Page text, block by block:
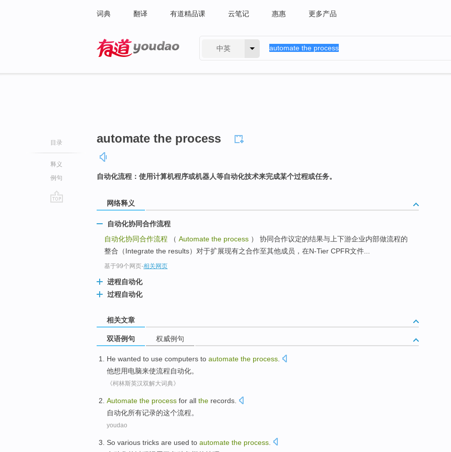
词典 翻译 有道精品课 云笔记 惠惠 更多产品
中英
目录
释义
例句
automate the process
自动化流程：使用计算机程序或机器人等自动化技术来完成某个过程或任务。
网络释义
自动化协同合作流程
自动化协同合作流程 （ Automate the process ） 协同合作议定的结果与上下游企业内部做流程的
整合（Integrate the results）对于扩展现有之合作至其他成员，在N-Tier CPFR文件...
基于99个网页-相关网页
进程自动化
过程自动化
相关文章
双语例句 权威例句
He wanted to use computers to automate the process
他想用电脑来使流程自动化。
《柯林斯英汉双解大词典》
Automate the process for all the records
自动化所有记录的这个流程。
youdao
So various tricks are used to automate the process